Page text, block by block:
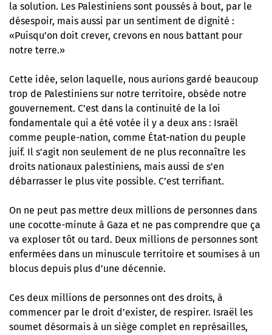
la solution. Les Palestiniens sont poussés à bout, par le
désespoir, mais aussi par un sentiment de dignité :
«Puisqu’on doit crever, crevons en nous battant pour
notre terre.»
Cette idée, selon laquelle, nous aurions gardé beaucoup
trop de Palestiniens sur notre territoire, obsède notre
gouvernement. C’est dans la continuité de la loi
fondamentale qui a été votée il y a deux ans : Israël
comme peuple-nation, comme État-nation du peuple
juif. Il s’agit non seulement de ne plus reconnaître les
droits nationaux palestiniens, mais aussi de s’en
débarrasser le plus vite possible. C’est terrifiant.
On ne peut pas mettre deux millions de personnes dans
une cocotte-minute à Gaza et ne pas comprendre que ça
va exploser tôt ou tard. Deux millions de personnes sont
enfermées dans un minuscule territoire et soumises à un
blocus depuis plus d’une décennie.
Ces deux millions de personnes ont des droits, à
commencer par le droit d’exister, de respirer. Israël les
soumet désormais à un siège complet en représailles,